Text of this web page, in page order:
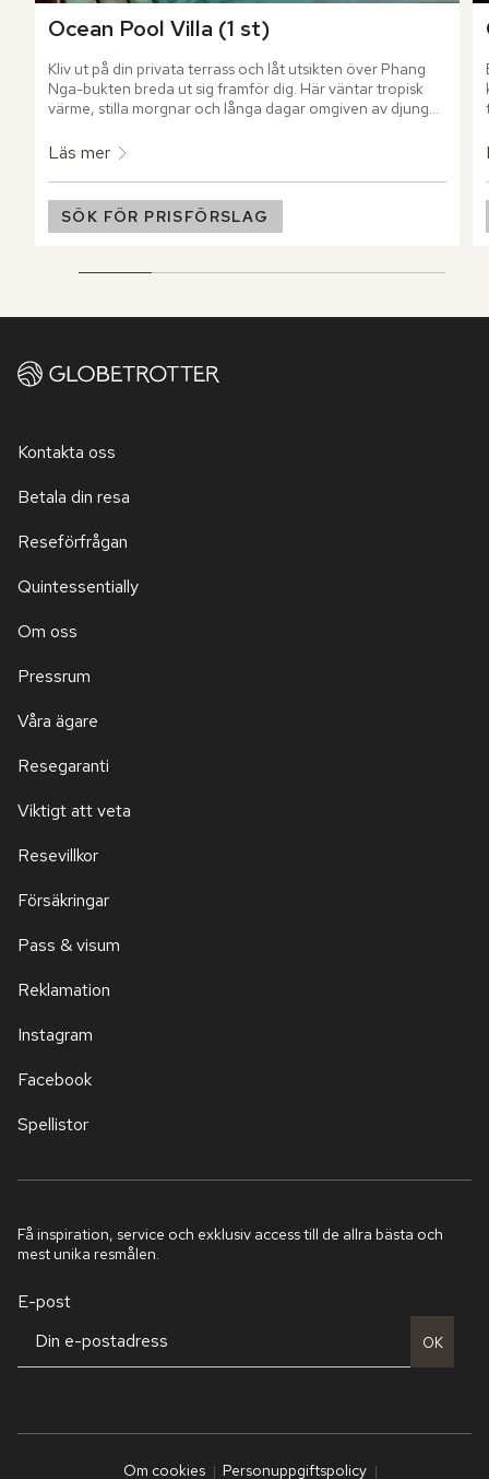
Ocean Pool Villa (1 st)
Kliv ut på din privata terrass och låt utsikten över Phang
Nga-bukten breda ut sig framför dig. Här väntar tropisk
värme, stilla morgnar och långa dagar omgiven av djungel.
utomhusduschens svalka mitt i grönskan.
Läs mer
SÖK FÖR PRISFÖRSLAG
Kontakta oss
Betala din resa
Reseförfrågan
Quintessentially
Om oss
Pressrum
Våra ägare
Resegaranti
Viktigt att veta
Resevillkor
Försäkringar
Pass & visum
Reklamation
Instagram
Facebook
Spellistor
Få inspiration, service och exklusiv access till de allra bästa och
mest unika resmålen.
E-post
OK
Om cookies Personuppgiftspolicy